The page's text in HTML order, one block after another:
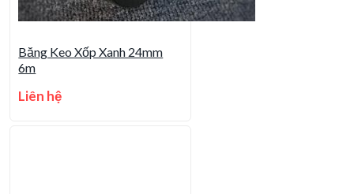
Băng Keo Xốp Xanh 24mm
6m
Liên hệ